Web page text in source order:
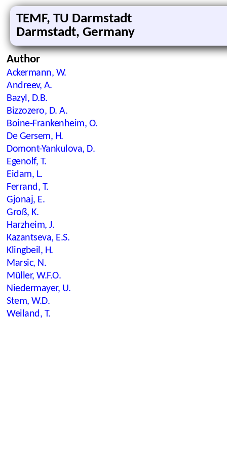
TEMF, TU Darmstadt
Darmstadt, Germany
Author
Ackermann, W.
Andreev, A.
Bazyl, D.B.
Bizzozero, D. A.
Boine-Frankenheim, O.
De Gersem, H.
Domont-Yankulova, D.
Egenolf, T.
Eidam, L.
Ferrand, T.
Gjonaj, E.
Groß, K.
Harzheim, J.
Kazantseva, E.S.
Klingbeil, H.
Marsic, N.
Müller, W.F.O.
Niedermayer, U.
Stem, W.D.
Weiland, T.